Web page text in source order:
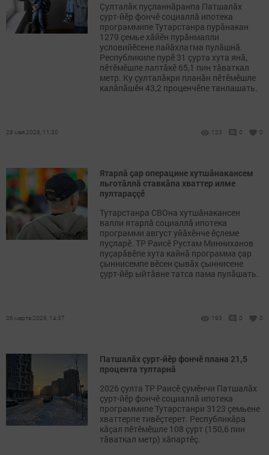
Çулталăк пуçланнăранпа Патшалăх
çурт-йӗр фончӗ социаллă ипотека
программипе Тутарстанра пурăнакан
1279 çемье хăйӗн пурăнмалли
условийӗсене лайăхлатма пулăшнă.
Республикипе пурӗ 31 çурта хута янă,
пӗтӗмӗшле лаптăкӗ 65,1 пин тăваткал
метр. Ку çулталăкри планăн пӗтӗмӗшле
калăпăшӗн 43,2 проценчӗпе танлашать.
28 мая 2026, 11:30 123 0 0
Ятарлă çар операцине хутшăнакансем
льготăллă ставкăпа хваттер илме
пултараççӗ
Тутарстанра СВОна хутшăнакансен
валли ятарлă социаллă ипотека
программи август уйăхӗнче ӗçлеме
пуçларӗ. ТР Раисӗ Рустам Минниханов
пуçарăвӗпе хута кайнă программа çар
çыннисемпе вӗсен çывăх çыннисене
çурт-йӗр ыйтăвне татса пама пулăшать.
06 марта 2026, 14:37 193 0 0
Патшалăх çурт-йӗр фончӗ плана 21,5
процента тултарнă
2026 çулта ТР Раисӗ çумӗнчи Патшалăх
çурт-йӗр фончӗ социаллă ипотека
программипе Тутарстанри 3123 çемьене
хваттерпе тивӗçтерет. Республикăра
кăçал пӗтӗмӗшле 108 çурт (150,6 пин
тăваткал метр) хăпартӗç.